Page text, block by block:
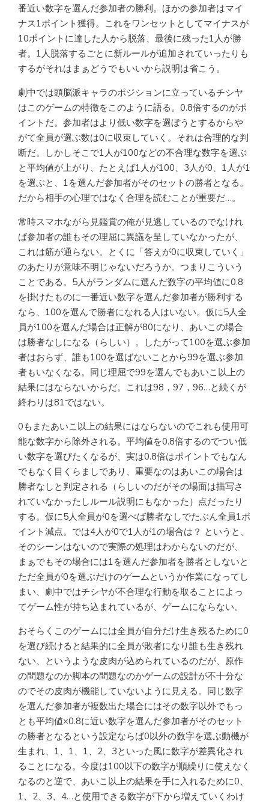
番近い数字を選んだ参加者の勝利。ほかの参加者はマイ
ナス1ポイント獲得。これをワンセットとしてマイナスが
10ポイントに達した人から脱落、最後に残った1人が勝
者。1人脱落するごとに新ルールが追加されていったりも
するがそれはまぁどうでもいいから説明は省こう。
劇中では頭脳派キャラのポジションに立っているチシヤ
はこのゲームの特徴をこのように語る。0.8倍するのがポ
イントだ。参加者はより低い数字を選ぼうとするからや
がて全員が選ぶ数は0に収束していく。それは合理的な判
断だ。しかしそこで1人が100などの不合理な数字を選ぶ
と平均値が上がり、たとえば1人が100、3人が0、1人が1
を選ぶと、1を選んだ参加者がそのセットの勝者となる。
だから相手の心理ではなく合理を読むことが重要だ…。
常時スマホながら見鑑賞の俺が見逃しているのでなけれ
ば参加者の誰もその理屈に異議を呈していなかったが、
これは筋が通らない。とくに「答えが0に収束していく」
のあたりが意味不明じゃないだろうか。つまりこういう
ことである。5人がランダムに選んだ数字の平均値に0.8
を掛けたものに一番近い数字を選んだ参加者が勝利する
なら、100を選んで勝者になれる人はいない。仮に5人全
員が100を選んだ場合は正解が80になり、あいこの場合
は勝者なしになる（らしい）。したがって100を選ぶ参加
者はおらず、誰も100を選ばないことから99を選ぶ参加
者もいなくなる。同じ理屈で99を選んでもあいこ以上の
結果にはならないからだ。これは98，97，96…と続くが
終わりは81ではない。
0もまたあいこ以上の結果にはならないのでこれも使用可
能な数字から除外される。平均値を0.8倍するのでつい低
い数字を選びたくなるが、実は0.8倍はポイントでもなん
でもなく目くらましであり、重要なのはあいこの場合は
勝者なしと判定される（らしいのだがその場面は描写さ
れていなかったしルール説明にもなかった）点だったり
する。仮に5人全員が0を選べば勝者なしでたぶん全員1ポ
イント減点。では4人が0で1人が1の場合は？ というと、
そのシーンはないので実際の処理はわからないのだが、
まぁでもその場合には1を選んだ参加者を勝者としないと
ただ全員が0を選ぶだけのゲームというか作業になってし
まい、劇中ではチシヤが不合理な行動を取ることによっ
てゲーム性が持ち込まれているが、ゲームにならない。
おそらくこのゲームには全員が自分だけ生き残るために0
を選び続けると結果的に全員が敗者になり誰も生き残れ
ない、というような皮肉が込められているのだが、原作
の問題なのか脚本の問題なのかゲームの設計が不十分な
のでその皮肉が機能していないように見える。同じ数字
を選んだ参加者が複数出た場合にはその数字以外でもっ
とも平均値×0.8に近い数字を選んだ参加者がそのセット
の勝者となるという設定ならば0以外の数字を選ぶ動機が
生まれ、1、1、1、2、3といった風に数字が差異化され
ることになる。今度は100以下の数字が順繰りに使えなく
なるのと逆で、あいこ以上の結果を手に入れるために0、
1、2、3、4…と使用できる数字が下から増えていくわけ